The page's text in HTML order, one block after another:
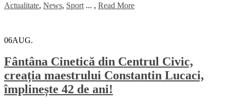
Actualitate, News, Sport ... , Read More
06AUG.
Fântâna Cinetică din Centrul Civic,
creația maestrului Constantin Lucaci,
împlinește 42 de ani!